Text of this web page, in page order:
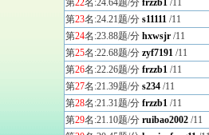
第22名:24.64题/分 frzzb1 /11
第23名:24.21题/分 s11111 /11
第24名:23.88题/分 hxwsjr /11
第25名:22.68题/分 zyf7191 /11
第26名:22.26题/分 frzzb1 /11
第27名:21.39题/分 s234 /11
第28名:21.31题/分 frzzb1 /11
第29名:21.10题/分 ruibao2002 /11